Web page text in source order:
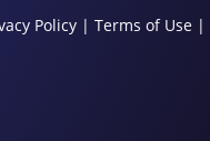
Policy |Terms of Use |